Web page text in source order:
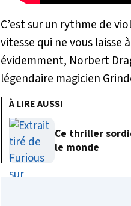
C’est sur un rythme de
vitesse qui ne vous laisse
évidemment, Norbert
légendaire magicien
À LIRE AUSSI
Ce thriller
le monde